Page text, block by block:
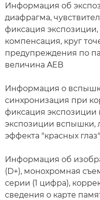
Информация об
диафрагма,
фиксация
компенсация, круг
предупреждения по
величина AEB
Информация о
синхронизация при
фиксация
экспозиции вспышки,
эффекта "красных глаз"
Информация об
(D+), монохромная
серии (1 цифра),
сведения о карте